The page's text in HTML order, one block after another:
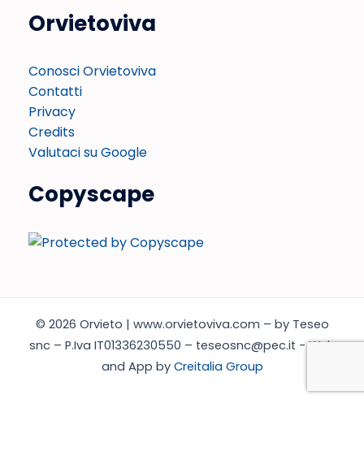
Orvietoviva
Conosci Orvietoviva
Contatti
Privacy
Credits
Valutaci su Google
Copyscape
© 2026 Orvieto | www.orvietoviva.com – by Teseo
snc – P.Iva IT01336230550 – teseosnc@pec.it - Web
and App by Creitalia Group